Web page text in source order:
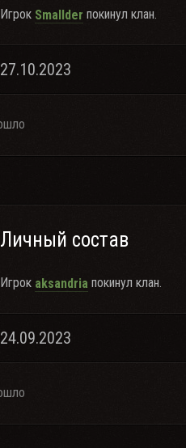
Игрок Smallder покинул клан.
Личный состав
Игрок aksandria покинул клан.